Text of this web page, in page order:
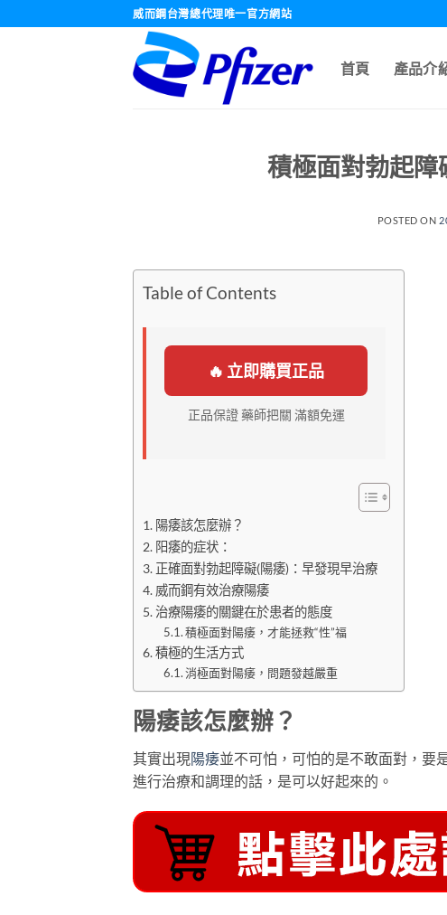
威而鋼台灣總代理唯一官方網站
首頁 產品介
積極面對勃起障
POSTED ON
Table of Contents
🔥 立即購買正品
正品保證 藥師把關 滿額免運
陽痿該怎麼辦？
阳痿的症状：
正確面對勃起障礙(陽痿)：早發現早治療
威而鋼有效治療陽痿
治療陽痿的關鍵在於患者的態度
積極面對陽痿，才能拯救“性”福
積極的生活方式
消極面對陽痿，問題發越嚴重
陽痿該怎麼辦？
其實出現陽痿並不可怕，可怕的是不敢面對，要
進行治療和調理的話，是可以好起來的。